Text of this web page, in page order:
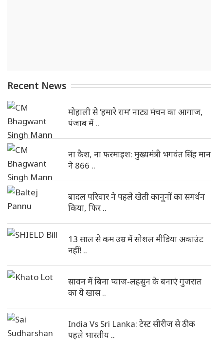
Recent News
मोहाली से ‘हमारे राम’ नाट्य मंचन का आगाज,
पंजाब में ..
ना कैश, ना फरमाइश: मुख्यमंत्री भगवंत सिंह मान
ने 866 ..
बादल परिवार ने पहले खेती कानूनों का समर्थन
किया, फिर ..
13 साल से कम उम्र में सोशल मीडिया अकाउंट
नहीं! ..
सावन में बिना प्याज-लहसुन के बनाएं गुजरात
का ये खास ..
India Vs Sri Lanka: टेस्ट सीरीज से ठीक
पहले भारतीय ..